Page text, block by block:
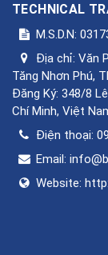
TECHNICAL
M.S.D.N:
Địa chỉ: Văn
Tăng Nhơn Phú,
Đăng Ký: 348/8
Chí Minh, Việt
Điện thoại:
Email:
Website: